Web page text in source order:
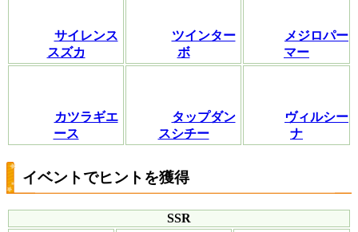
サイレンス
スズカ
ツインター
ボ
メジロパー
マー
カツラギエ
ース
タップダン
スシチー
ヴィルシー
ナ
イベントでヒントを獲得
SSR